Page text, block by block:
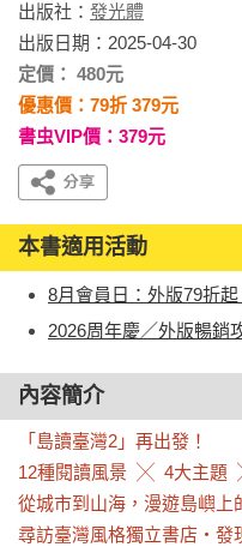
出版社： 發光體
出版日期：2025-04-30
定價： 480元
優惠價：79折 379元
書虫VIP價：379元
本書適用活動
8月會員日：外版79折起
2026周年慶／外版暢銷
內容簡介
「島讀臺灣2」再出發！
12種閱讀風景  ╳  4大主題
從城市到山海，漫遊島嶼上
尋訪臺灣風格獨立書店‧發